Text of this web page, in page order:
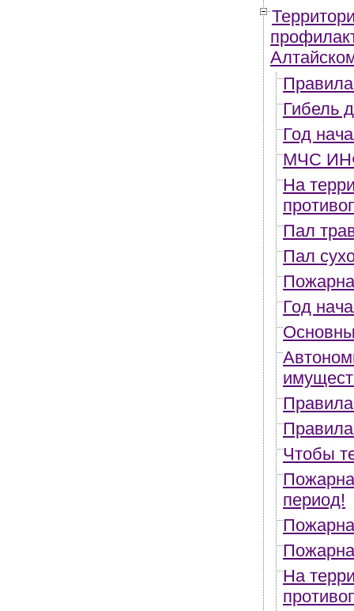
Правила
Гибель
Год
МЧС
На
Пал
Пал
Год
Чтобы
период!
На